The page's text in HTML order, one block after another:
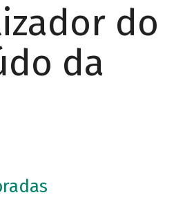
do
da